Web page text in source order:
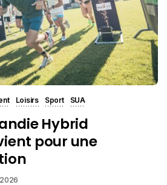
Loisirs Sport SUA
Hybrid
pour une